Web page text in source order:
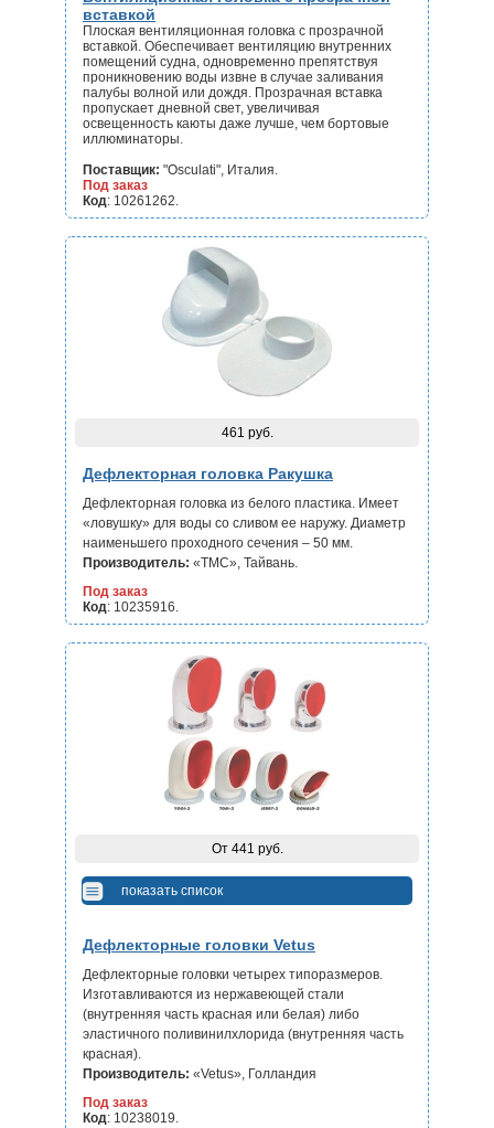
вставкой
Плоская вентиляционная головка с прозрачной
вставкой. Обеспечивает вентиляцию внутренних
помещений судна, одновременно препятствуя
проникновению воды извне в случае заливания
палубы волной или дождя. Прозрачная вставка
пропускает дневной свет, увеличивая
освещенность каюты даже лучше, чем бортовые
иллюминаторы.
Поставщик: "Osculati", Италия.
Под заказ
Код: 10261262.
Дефлекторная головка Ракушка
Дефлекторная головка из белого пластика. Имеет
«ловушку» для воды со сливом ее наружу. Диаметр
наименьшего проходного сечения – 50 мм.
Производитель: «ТМС», Тайвань.
Под заказ
Код: 10235916.
461 руб.
Дефлекторные головки Vetus
Дефлекторные головки четырех типоразмеров.
Изготавливаются из нержавеющей стали
(внутренняя часть красная или белая) либо
эластичного поливинилхлорида (внутренняя часть
красная).
Производитель: «Vetus», Голландия
Под заказ
Код: 10238019.
От 441 руб.
показать список